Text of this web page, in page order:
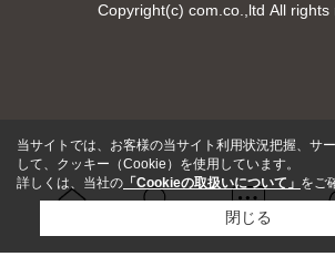
問い合せ
Copyright(c) com.co.,ltd All rights
当サイトでは、お客様の当サイト利用状況把握、サ
して、クッキー（Cookie）を使用しています。
詳しくは、当社の 「Cookieの取扱いについて」 をご
閉じる